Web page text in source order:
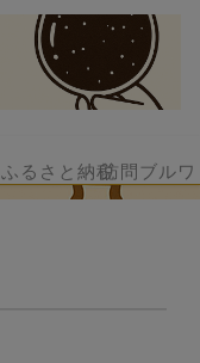
ふるさと納税訪問ブル